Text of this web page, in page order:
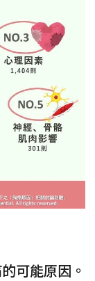
可能原因。